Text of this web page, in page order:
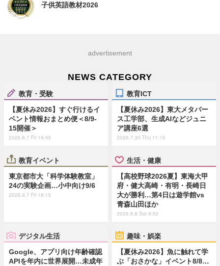
子供英語教材2026
advertisement
NEWS CATEGORY
教育・受験
【夏休み2026】すぐ行けるイ
ベント情報おまとめ便＜8/9-
15開催＞
2026.8.7 Fri 19:45
教育ICT
【夏休み2026】東大メタバー
ス工学部、生成AIなどジュニ
ア講座6選
2026.7.30 Thu 11:15
教育イベント
東京都市大「科学体験教室」
24の実験企画…小中向け9/6
2026.8.7 Fri 18:15
生活・健康
【高校野球2026夏】東海大甲
府・健大高崎・有明・長崎日
大が勝利…第4日は遊学館vs
青森山田ほか
2026.8.8 Sat 9:52
デジタル生活
Google、アプリ向け年齢確認
APIを年内に世界展開…未成年
趣味・娯楽
【夏休み2026】魚に触れて学
ぶ「おさかな」イベント8/8…